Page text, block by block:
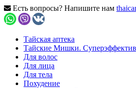
Есть вопросы? Напишите нам
Тайская аптека
Тайские Мишки.
Для волос
Для лица
Для тела
Похудение